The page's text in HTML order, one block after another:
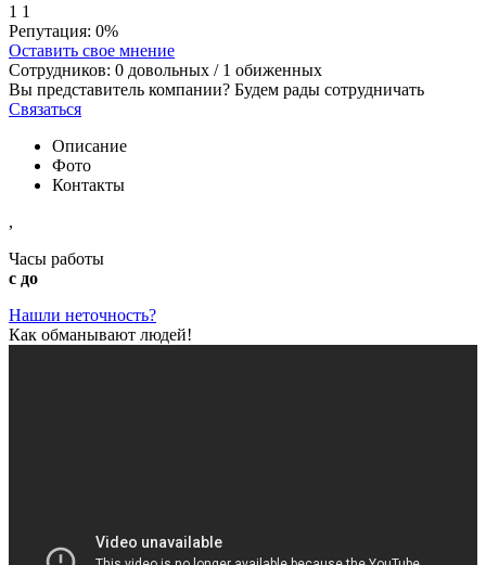
1 1
Репутация: 0%
Оставить свое мнение
Сотрудников: 0 довольных / 1 обиженных
Вы представитель компании? Будем рады сотрудничать
Связаться
Описание
Фото
Контакты
,
Часы работы
с до
Нашли неточность?
Как обманывают людей!